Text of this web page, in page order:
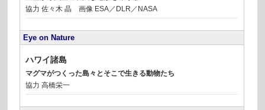
協力 佐々木 晶 画像 ESA／DLR／NASA
Eye on Nature
ハワイ諸島
マグマがつくった島々とそこで生きる動物たち
協力 高橋栄一